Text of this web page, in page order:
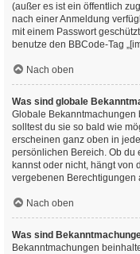
(außer es ist ein öffentlich
nach einer Anmeldung
mit einem Passwort
benutze den BBCode-Tag
Nach oben
Was sind globale
Globale
solltest du sie so bald wie
erscheinen ganz oben in
persönlichen Bereich. Ob du
kannst oder nicht, hängt von
vergebenen Berechtigungen
Nach oben
Was sind
Bekanntmachungen